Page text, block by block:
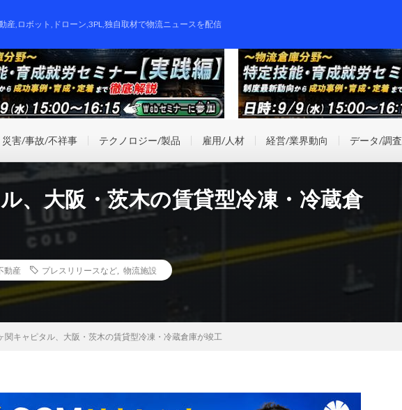
産,ロボット,ドローン,3PL,独自取材で物流ニュースを配信
災害/事故/不祥事 テクノロジー/製品 雇用/人材 経営/業界動向 データ/調査
、大阪・茨木の賃貸型冷凍・冷蔵倉
動産 プレスリリースなど 物流施設
関キャピタル、大阪・茨木の賃貸型冷凍・冷蔵倉庫が竣工